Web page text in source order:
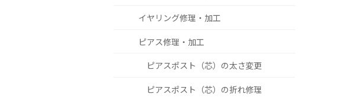
イヤリング修理・加工
ピアス修理・加工
ピアスポスト（芯）の太さ変更
ピアスポスト（芯）の折れ修理